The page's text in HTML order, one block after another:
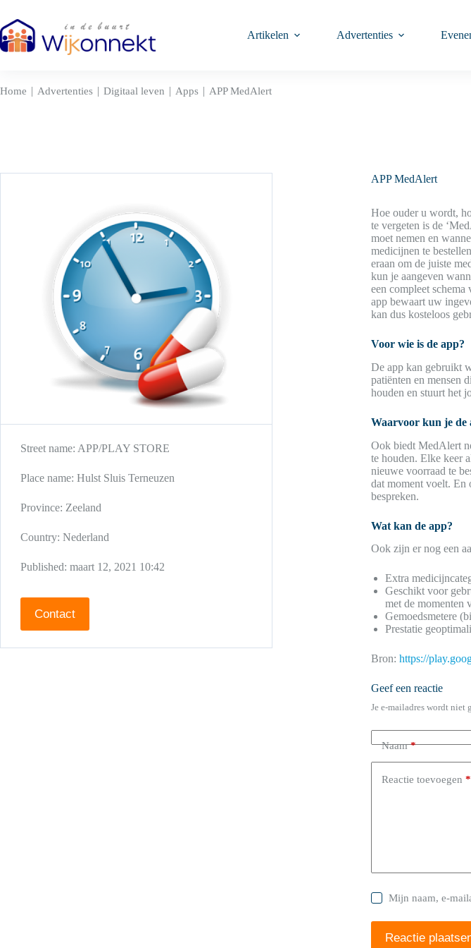
naar
de
inhoud
Artikelen Advertenties
Home | Advertenties | Digitaal leven | Apps | APP MedAlert
APP MedAlert
Hoe ouder u wordt,
te vergeten is de
moet nemen en
medicijnen te
eraan om de juiste
kun je aangeven
een compleet
app bewaart uw
kan dus kosteloos
Voor wie is de app?
De app kan gebruikt
patiënten en mensen
houden en stuurt het
Waarvoor kun je de
Ook biedt MedAlert
te houden. Elke keer
nieuwe voorraad te
dat moment voelt. En
bespreken.
Wat kan de app?
Ook zijn er nog een
Extra
Geschikt voor
met de momenten
Gemoedsmetere
Prestatie
Bron:https://
Geef een reactie
Je e-mailadres wordt niet
Naam*
Reactie toevoegen *
Mijn naam, e-
Reactie
Street name: APP/PLAY STORE
Place name: Hulst Sluis Terneuzen
Province: Zeeland
Country: Nederland
Published: maart 12, 2021 10:42
Contact